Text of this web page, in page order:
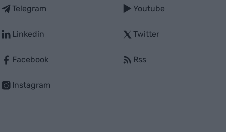
Telegram
Linkedin
Facebook
Instagram
Youtube
Twitter
Rss